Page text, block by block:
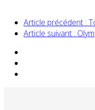
Article précédent :
Article suivant :